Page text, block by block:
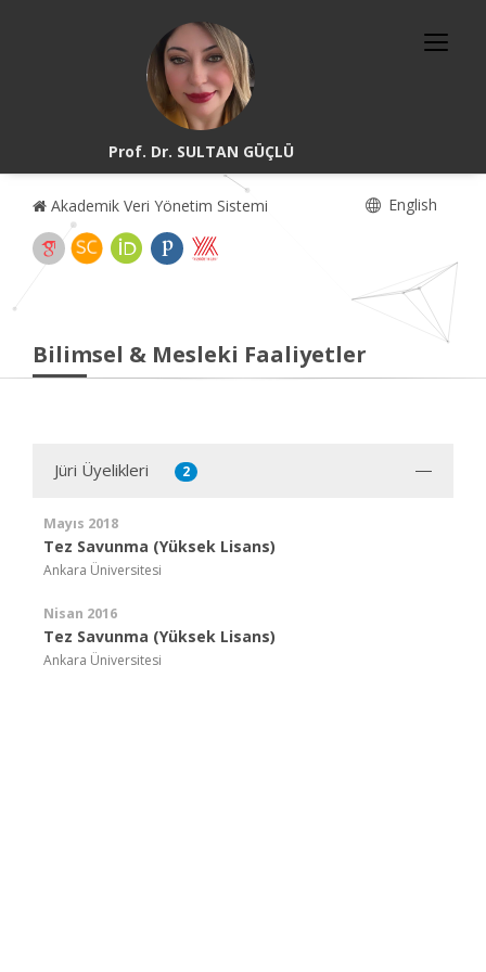
Prof. Dr. SULTAN GÜÇLÜ
Akademik Veri Yönetim Sistemi English
Bilimsel & Mesleki Faaliyetler
Jüri Üyelikleri 2
Mayıs 2018
Tez Savunma (Yüksek Lisans)
Ankara Üniversitesi
Nisan 2016
Tez Savunma (Yüksek Lisans)
Ankara Üniversitesi